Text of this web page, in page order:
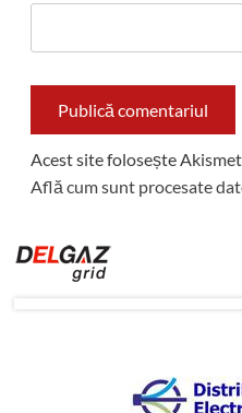
Acest site folosește
Află cum sunt procesate